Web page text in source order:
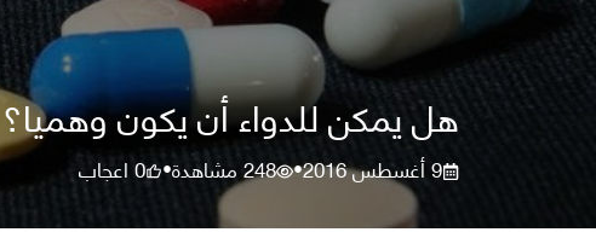
هل يمكن للدواء أن يكون وهميا؟
9 أغسطس 2016 •
248مشاهدة•
0اعجاب